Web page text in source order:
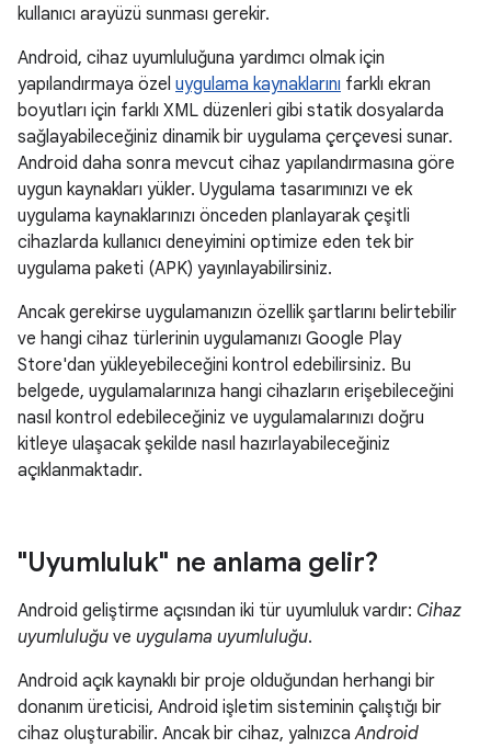
kullanıcı arayüzü sunması gerekir.
Android, cihaz uyumluluğuna yardımcı olmak için
yapılandırmaya özel uygulama kaynaklarını farklı ekran
boyutları için farklı XML düzenleri gibi statik dosyalarda
sağlayabileceğiniz dinamik bir uygulama çerçevesi sunar.
Android daha sonra mevcut cihaz yapılandırmasına göre
uygun kaynakları yükler. Uygulama tasarımınızı ve ek
uygulama kaynaklarınızı önceden planlayarak çeşitli
cihazlarda kullanıcı deneyimini optimize eden tek bir
uygulama paketi (APK) yayınlayabilirsiniz.
Ancak gerekirse uygulamanızın özellik şartlarını belirtebilir
ve hangi cihaz türlerinin uygulamanızı Google Play
Store'dan yükleyebileceğini kontrol edebilirsiniz. Bu
belgede, uygulamalarınıza hangi cihazların erişebileceğini
nasıl kontrol edebileceğiniz ve uygulamalarınızı doğru
kitleye ulaşacak şekilde nasıl hazırlayabileceğiniz
açıklanmaktadır.
"Uyumluluk" ne anlama gelir?
Android geliştirme açısından iki tür uyumluluk vardır: Cihaz
uyumluluğu ve uygulama uyumluluğu.
Android açık kaynaklı bir proje olduğundan herhangi bir
donanım üreticisi, Android işletim sisteminin çalıştığı bir
cihaz oluşturabilir. Ancak bir cihaz, yalnızcaAndroid